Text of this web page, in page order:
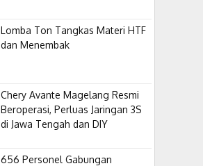
Lomba Ton Tangkas Materi HTF
dan Menembak
​Chery Avante Magelang Resmi
Beroperasi, Perluas Jaringan 3S
di Jawa Tengah dan DIY
656 Personel Gabungan